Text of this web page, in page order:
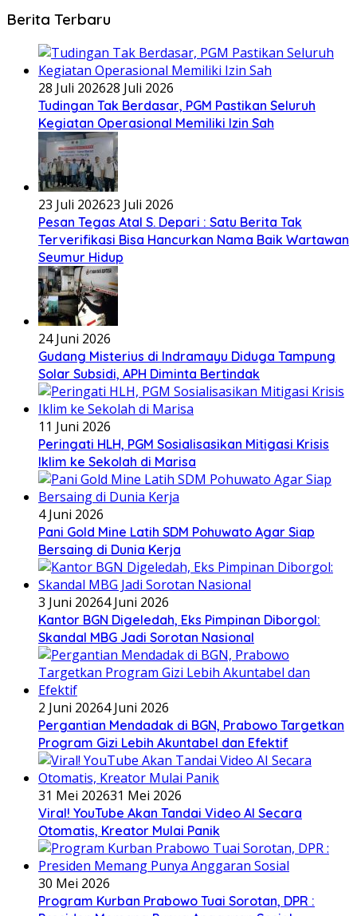
Berita Terbaru
28 Juli 202628 Juli 2026
Tudingan Tak Berdasar, PGM Pastikan Seluruh
Kegiatan Operasional Memiliki Izin Sah
23 Juli 202623 Juli 2026
Pesan Tegas Atal S. Depari : Satu Berita Tak
Terverifikasi Bisa Hancurkan Nama Baik Wartawan
Seumur Hidup
24 Juni 2026
Gudang Misterius di Indramayu Diduga Tampung
Solar Subsidi, APH Diminta Bertindak
11 Juni 2026
Peringati HLH, PGM Sosialisasikan Mitigasi Krisis
Iklim ke Sekolah di Marisa
4 Juni 2026
Pani Gold Mine Latih SDM Pohuwato Agar Siap
Bersaing di Dunia Kerja
3 Juni 20264 Juni 2026
Kantor BGN Digeledah, Eks Pimpinan Diborgol:
Skandal MBG Jadi Sorotan Nasional
2 Juni 20264 Juni 2026
Pergantian Mendadak di BGN, Prabowo Targetkan
Program Gizi Lebih Akuntabel dan Efektif
31 Mei 202631 Mei 2026
Viral! YouTube Akan Tandai Video AI Secara
Otomatis, Kreator Mulai Panik
30 Mei 2026
Program Kurban Prabowo Tuai Sorotan, DPR :